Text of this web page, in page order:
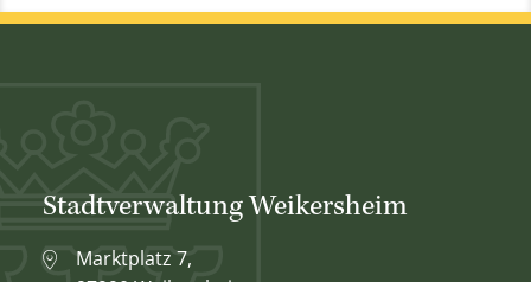
Stadtverwaltung Weikersheim
Marktplatz 7,